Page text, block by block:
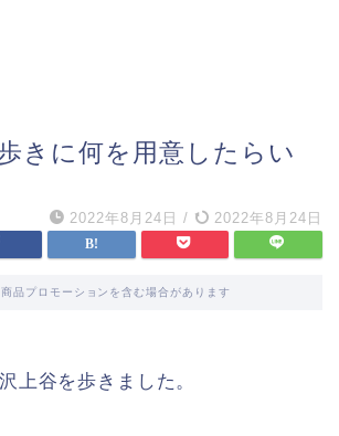
きに何を用意したらい
2022年8月24日 / 2022年8月24日
品プロモーションを含む場合があります
上谷を歩きました。